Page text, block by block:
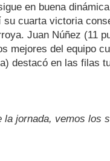
en buena
cuarta victoria
Juan Núñez (11
mejores del equipo
destacó en las filas
la jornada, vemos los